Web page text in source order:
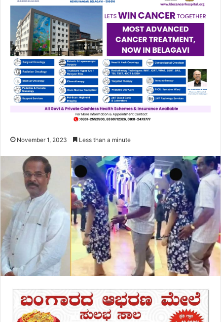
November 1, 2023 Less than a minute